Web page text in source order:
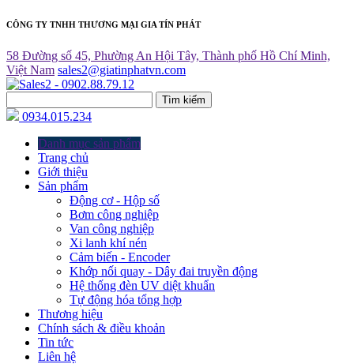
CÔNG TY TNHH THƯƠNG MẠI GIA TÍN PHÁT
58 Đường số 45, Phường An Hội Tây, Thành phố Hồ Chí Minh,
Việt Nam sales2@giatinphatvn.com
Tìm kiếm
0934.015.234
Danh mục sản phẩm
Trang chủ
Giới thiệu
Sản phẩm
Động cơ - Hộp số
Bơm công nghiệp
Van công nghiệp
Xi lanh khí nén
Cảm biến - Encoder
Khớp nối quay - Dây đai truyền động
Hệ thống đèn UV diệt khuẩn
Tự động hóa tổng hợp
Thương hiệu
Chính sách & điều khoản
Tin tức
Liên hệ